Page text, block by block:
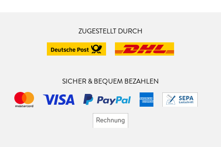
ZUGESTELLT DURCH
SICHER & BEQUEM BEZAHLEN